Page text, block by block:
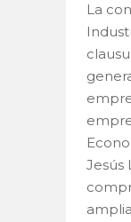
La
Jesús